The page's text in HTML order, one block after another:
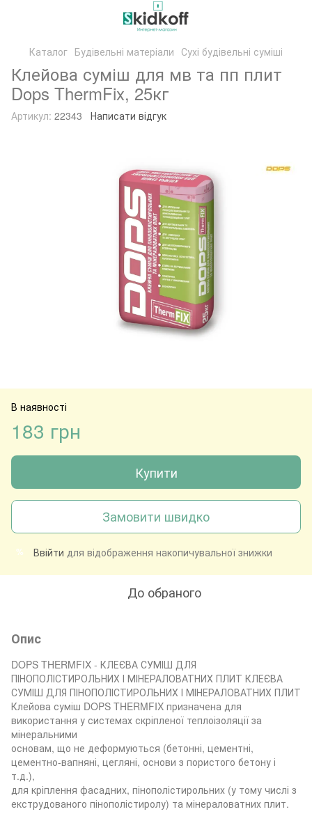
Каталог Будівельні матеріали Сухі будівельні суміші
Клейова суміш для мв та пп плит
Dops ThermFix, 25кг
Артикул: 22343 Написати відгук
В наявності
183 грн
Купити
Замовити швидко
% Ввійти для відображення накопичувальної знижки
До обраного
Опис
DOPS THERMFIX - КЛЕЄВА СУМІШ ДЛЯ
ПІНОПОЛІСТИРОЛЬНИХ І МІНЕРАЛОВАТНИХ ПЛИТ КЛЕЄВА
СУМІШ ДЛЯ ПІНОПОЛІСТИРОЛЬНИХ І МІНЕРАЛОВАТНИХ ПЛИТ
Клейова суміш DOPS THERMFIX призначена для
використання у системах скріпленої теплоізоляції за
мінеральними
основам, що не деформуються (бетонні, цементні,
цементно-вапняні, цегляні, основи з пористого бетону і
т.д.),
для кріплення фасадних, пінополістирольних (у тому числі з
екструдованого пінополістиролу) та мінераловатних плит.